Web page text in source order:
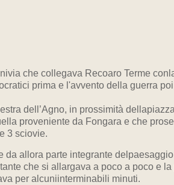
che collegava Recoaro Terme
prima e l'avvento della guerra
dell’Agno, in prossimità
proveniente da Fongara e che
3 sciovie.
allora parte integrante
che si allargava a poco a poco e
per alcuniinterminabili minuti.